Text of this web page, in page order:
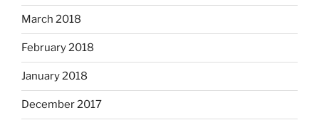
March 2018
February 2018
January 2018
December 2017